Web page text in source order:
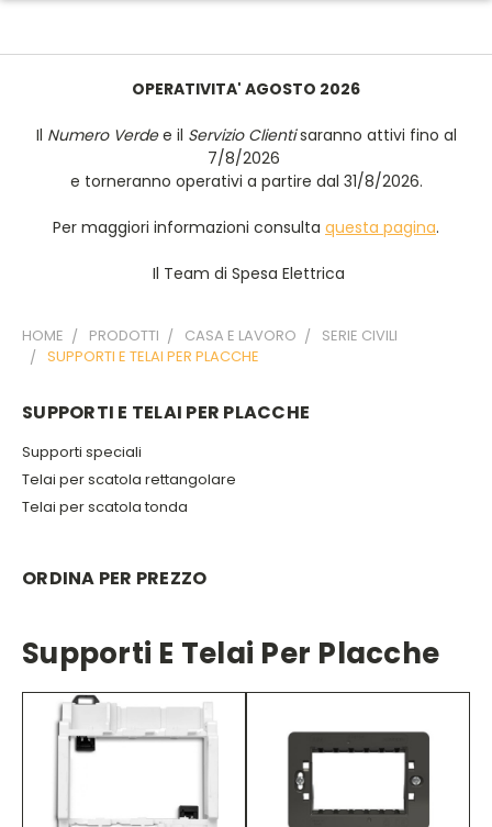
OPERATIVITA' AGOSTO 2026
Il Numero Verdee il Servizio Clientisaranno attivi fino al
7/8/2026
e torneranno operativi a partire dal 31/8/2026.
Per maggiori informazioni consulta questa pagina.
Il Team di Spesa Elettrica
HOME PRODOTTI CASA E LAVORO
SERIE CIVILI
SUPPORTI E TELAI PER PLACCHE
SUPPORTI E TELAI PER PLACCHE
Supporti speciali
Telai per scatola rettangolare
Telai per scatola tonda
ORDINA PER PREZZO
Supporti E Telai Per Placche